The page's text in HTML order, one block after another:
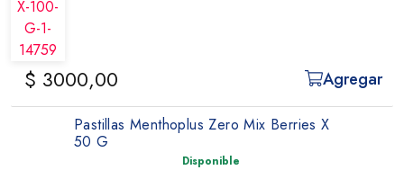
$ 3000,00 Agregar
Pastillas Menthoplus Zero Mix Berries X
50 G
Disponible